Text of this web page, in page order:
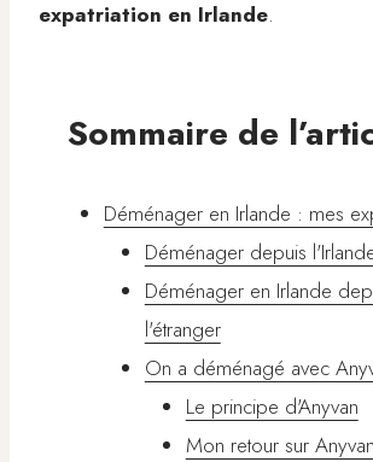
expatriation en Irlande.
Sommaire de
Déménager en Irlande : mes
Déménager depuis
Déménager en Irlande
l'étranger
On a déménagé avec
Le principe d'Anyvan
Mon retour sur Anyvan